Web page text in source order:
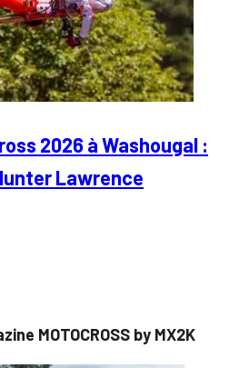
2026 à Washougal :
Lawrence
MOTOCROSS by MX2K